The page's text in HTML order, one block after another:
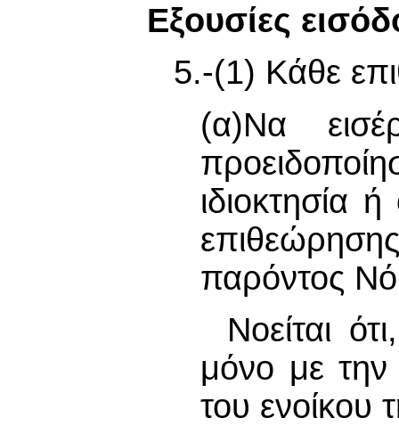
Εξουσίες
5.-(1) Κάθε
(α)Να
ιδιοκτησία
παρόντος
Νοείται
μόνο με την
του ενοίκου